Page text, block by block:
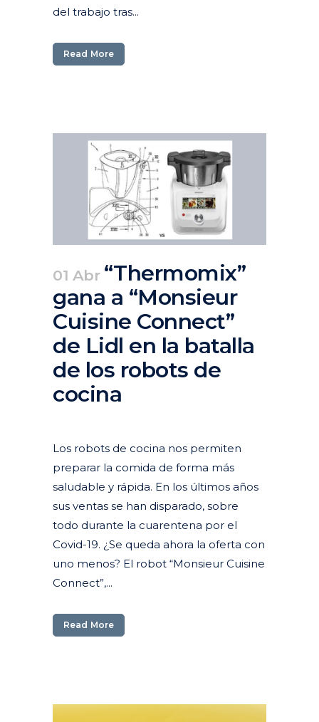
del trabajo tras...
Read More
01 Abr “Thermomix”
gana a “Monsieur
Cuisine Connect”
de Lidl en la batalla
de los robots de
cocina
Los robots de cocina nos permiten
preparar la comida de forma más
saludable y rápida. En los últimos años
sus ventas se han disparado, sobre
todo durante la cuarentena por el
Covid-19. ¿Se queda ahora la oferta con
uno menos? El robot “Monsieur Cuisine
Connect”,...
Read More